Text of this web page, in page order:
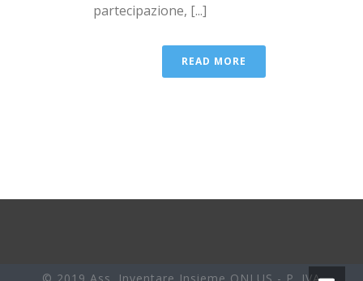
partecipazione, [...]
READ MORE